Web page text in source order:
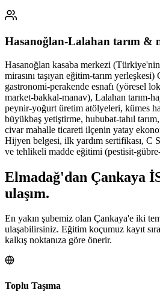
Hasanoğlan-Lalahan tarım &
Hasanoğlan kasaba merkezi
mirasını taşıyan eğitim-tarım
gastronomi-perakende esnafı (yöresel
market-bakkal-manav), Lalahan tarım-
peynir-yoğurt üretim atölyeleri, kümes
büyükbaş yetiştirme, hububat-tahıl
civar mahalle ticareti ilçenin yatay
Hijyen belgesi, ilk yardım sertifikası, C
ve tehlikeli madde eğitimi (pestisit-
Elmadağ'dan Çankaya
ulaşım.
En yakın şubemiz olan Çankaya'e iki
ulaşabilirsiniz. Eğitim koçumuz kayıt
kalkış noktanıza göre önerir.
Toplu Taşıma